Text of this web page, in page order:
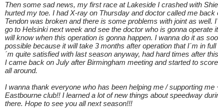
Then some sad news, my first race at Lakeside I crashed with
hurted my toe. I had X-ray on Thursday and doctor called me back
Tendon was broken and there is some problems with joint as well.
go to Helsinki next week and see the doctor who is gonna operate
will know when this operation is gonna happen. I wanna do it as
possible because it will take 3 months after operation that I´m in full
´m quite satisfied with last season anyway, had hard times after
I came back on July after Birmingham meeting and started to
all around.
I wanna thank everyone who has been helping me / supporting me
Eastbourne club!! I learned a lot of new things about speedway
there. Hope to see you all next season!!!